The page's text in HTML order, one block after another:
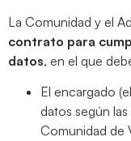
La Comunidad y el
contrato para
datos, en el que
El encargado
datos según
Comunidad de